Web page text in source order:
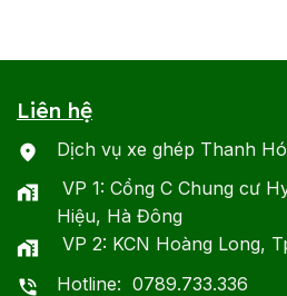
Liên hệ
Dịch vụ xe ghép Thanh
VP 1: Cổng C Chung cư
Hiệu, Hà Đông
VP 2: KCN Hoàng Long,
Hotline: 0789.733.336